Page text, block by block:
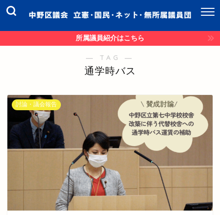
所属議員紹介はこちら
― TAG ―
通学時バス
討論・議会報告